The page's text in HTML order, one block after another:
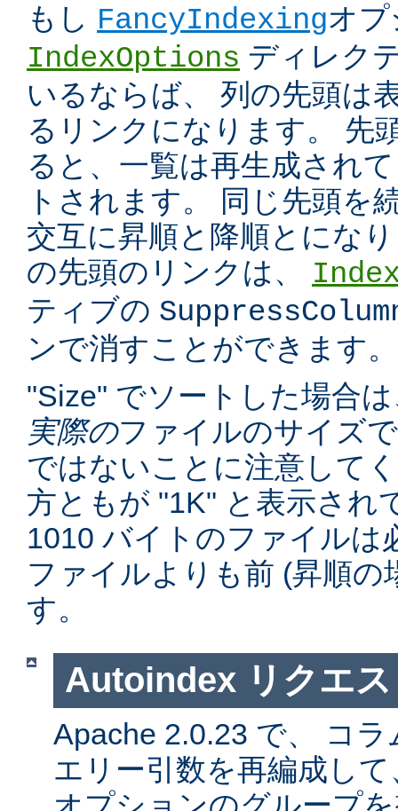
もし FancyIndexingオ
IndexOptions ディレク
いるならば、 列の先頭は
るリンクになります。 先
ると、一覧は再生成され
トされます。 同じ先頭を
交互に昇順と降順とにな
の先頭のリンクは、
ティブの
ンで消すことができます。
"Size" でソートした場合
実際のファイルのサイズ
ではないことに注意して
方ともが "1K" と表示され
1010 バイトのファイルは
ファイルよりも前 (昇順の
す。
Autoindex リクエ
Apache 2.0.23 で、 コ
エリー引数を再編成し